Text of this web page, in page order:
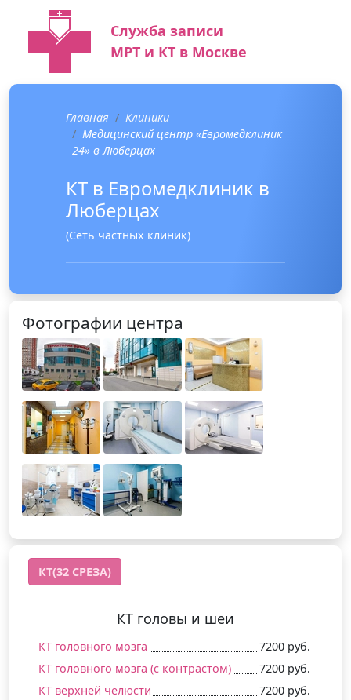
Служба записи
МРТ и КТ в Москве
Главная
Клиники
Медицинский центр «Евромедклиник
24» в Люберцах
КТ в Евромедклиник в
Люберцах
(Сеть частных клиник)
Фотографии центра
КТ(32 СРЕЗА)
КТ головы и шеи
КТ головного мозга
7200 руб.
КТ головного мозга (c контрастом)
7200 руб.
КТ верхней челюсти
7200 руб.